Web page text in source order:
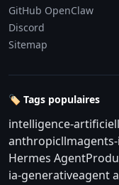
GitHub OpenClaw
Discord
Sitemap
🏷️ Tags populaires
intelligence-
anthropicllm
Hermes Agent
ia-generativeagent